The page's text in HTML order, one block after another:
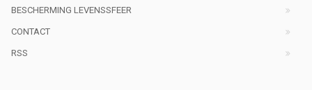
BESCHERMING LEVENSSFEER
CONTACT
RSS